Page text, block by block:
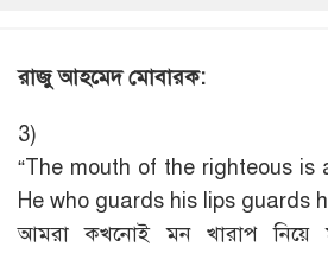
রাজু আহমেদ মোবারক:
3)
“The mouth of the righteous is
He who guards his lips guards
আমরা কখনোই মন খারাপ নিয়ে